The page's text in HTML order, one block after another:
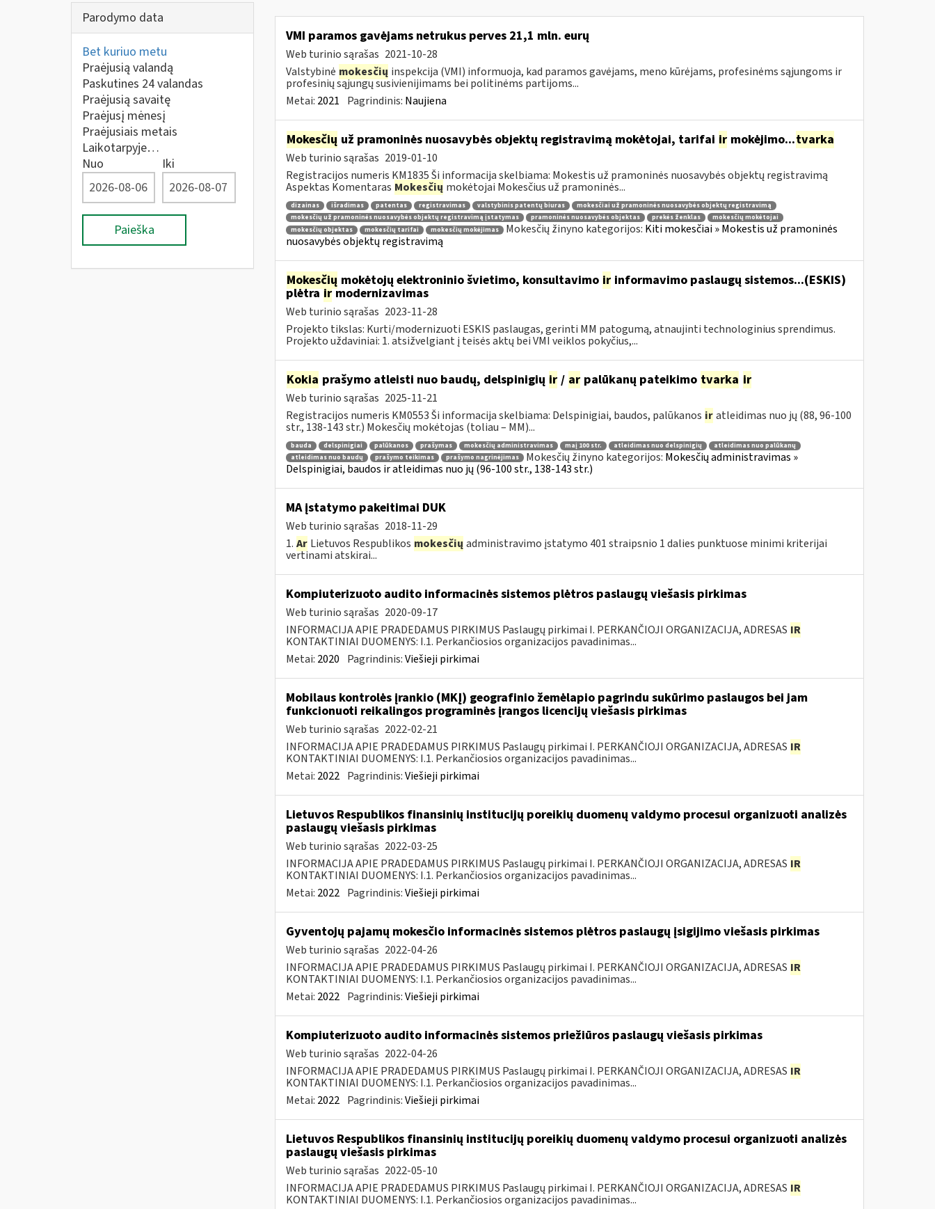
Parodymo data
Bet kuriuo metu
Praėjusią valandą
Paskutines 24 valandas
Praėjusią savaitę
Praėjusį mėnesį
Praėjusiais metais
Laikotarpyje…
Nuo
Iki
Paieška
VMI paramos gavėjams netrukus perves 21,1 mln. eurų
Web turinio sąrašas 2021-10-28
Valstybinė mokesčių inspekcija (VMI) informuoja, kad paramos gavėjams, meno kūrėjams, profesinėms sąjungoms ir
profesinių sąjungų susivienijimams bei politinėms partijoms...
Metai: 2021 Pagrindinis: Naujiena
Mokesčių už pramoninės nuosavybės objektų registravimą mokėtojai, tarifai irmokėjimo...tvarka
Web turinio sąrašas 2019-01-10
Registracijos numeris KM1835 Ši informacija skelbiama: Mokestis už pramoninės nuosavybės objektų registravimą
Aspektas Komentaras Mokesčių mokėtojai Mokesčius už pramoninės...
dizainas išradimas patentas registravimas valstybinis patentų biuras
mokesčiai už pramoninės nuosavybės objektų registravimą
mokesčių už pramoninės nuosavybės objektų registravimą įstatymas
pramoninės nuosavybės objektas prekės ženklas
mokesčių mokėtojai
mokesčių objektas
mokesčių tarifai mokesčių mokėjimas Mokesčių žinyno kategorijos: Kiti mokesčiai » Mokestis už pramoninės
nuosavybės objektų registravimą
Mokesčių mokėtojų elektroninio švietimo, konsultavimo irinformavimo paslaugų sistemos...(ESKIS)
plėtrairmodernizavimas
Web turinio sąrašas 2023-11-28
Projekto tikslas: Kurti/modernizuoti ESKIS paslaugas, gerinti MM patogumą, atnaujinti technologinius sprendimus.
Projekto uždaviniai: 1. atsižvelgiant į teisės aktų bei VMI veiklos pokyčius,...
Kokia prašymo atleisti nuo baudų, delspinigių ir/ arpalūkanų pateikimo tvarka ir
Web turinio sąrašas 2025-11-21
Registracijos numeris KM0553 Ši informacija skelbiama: Delspinigiai, baudos, palūkanos ir atleidimas nuo jų (88, 96-100
str., 138-143 str.) Mokesčių mokėtojas (toliau – MM)...
bauda delspinigiai palūkanos prašymas mokesčių administravimas maį 100 str. atleidimas nuo delspinigių
atleidimas nuo palūkanų
atleidimas nuo baudų
prašymo teikimas prašymo nagrinėjimas Mokesčių žinyno kategorijos: Mokesčių administravimas »
Delspinigiai, baudos ir atleidimas nuo jų (96-100 str., 138-143 str.)
MA įstatymo pakeitimai DUK
Web turinio sąrašas 2018-11-29
1. Ar Lietuvos Respublikos mokesčių administravimo įstatymo 401 straipsnio 1 dalies punktuose minimi kriterijai
vertinami atskirai...
Kompiuterizuoto audito informacinės sistemos plėtros paslaugų viešasis pirkimas
Web turinio sąrašas 2020-09-17
INFORMACIJA APIE PRADEDAMUS PIRKIMUS Paslaugų pirkimai I. PERKANČIOJI ORGANIZACIJA, ADRESAS IR
KONTAKTINIAI DUOMENYS: I.1. Perkančiosios organizacijos pavadinimas...
Metai: 2020 Pagrindinis:Viešieji pirkimai
Mobilaus kontrolės įrankio (MKĮ) geografinio žemėlapio pagrindu sukūrimo paslaugos bei jam
funkcionuoti reikalingos programinės įrangos licencijų viešasis pirkimas
Web turinio sąrašas 2022-02-21
INFORMACIJA APIE PRADEDAMUS PIRKIMUS Paslaugų pirkimai I. PERKANČIOJI ORGANIZACIJA, ADRESAS IR
KONTAKTINIAI DUOMENYS: I.1. Perkančiosios organizacijos pavadinimas...
Metai: 2022 Pagrindinis:Viešieji pirkimai
Lietuvos Respublikos finansinių institucijų poreikių duomenų valdymo procesui organizuoti analizės
paslaugų viešasis pirkimas
Web turinio sąrašas 2022-03-25
INFORMACIJA APIE PRADEDAMUS PIRKIMUS Paslaugų pirkimai I. PERKANČIOJI ORGANIZACIJA, ADRESAS IR
KONTAKTINIAI DUOMENYS: I.1. Perkančiosios organizacijos pavadinimas...
Metai: 2022 Pagrindinis:Viešieji pirkimai
Gyventojų pajamų mokesčio informacinės sistemos plėtros paslaugų įsigijimo viešasis pirkimas
Web turinio sąrašas 2022-04-26
INFORMACIJA APIE PRADEDAMUS PIRKIMUS Paslaugų pirkimai I. PERKANČIOJI ORGANIZACIJA, ADRESAS IR
KONTAKTINIAI DUOMENYS: I.1. Perkančiosios organizacijos pavadinimas...
Metai: 2022 Pagrindinis:Viešieji pirkimai
Kompiuterizuoto audito informacinės sistemos priežiūros paslaugų viešasis pirkimas
Web turinio sąrašas 2022-04-26
INFORMACIJA APIE PRADEDAMUS PIRKIMUS Paslaugų pirkimai I. PERKANČIOJI ORGANIZACIJA, ADRESAS IR
KONTAKTINIAI DUOMENYS: I.1. Perkančiosios organizacijos pavadinimas...
Metai: 2022 Pagrindinis:Viešieji pirkimai
Lietuvos Respublikos finansinių institucijų poreikių duomenų valdymo procesui organizuoti analizės
paslaugų viešasis pirkimas
Web turinio sąrašas 2022-05-10
INFORMACIJA APIE PRADEDAMUS PIRKIMUS Paslaugų pirkimai I. PERKANČIOJI ORGANIZACIJA, ADRESAS IR
KONTAKTINIAI DUOMENYS: I.1. Perkančiosios organizacijos pavadinimas...